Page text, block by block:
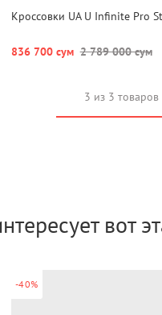
Кроссовки UA U Infinite Pro
836 700 сум 2 789 000 сум
3 из 3 товаров
вот
-40%